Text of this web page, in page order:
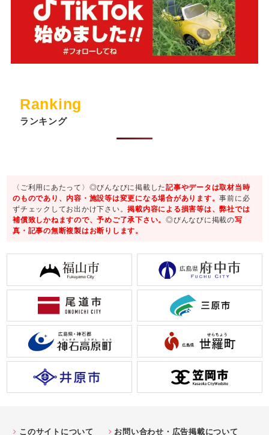
Ranking
ランキング
〈ご利用にあたって〉◎びんなびに掲載した記事やデータは取材当時
のものであり、内容・施設等は変更になる場合があります。事前に必
ずチェックしてお出かけ下さい。掲載内容による損害等は、弊社では
補償致しかねますので、予めご了承下さい。◎びんなびに掲載の写
真・記事の無断複製はお断りします。
このサイトについて お問い合わせ・広告掲載について